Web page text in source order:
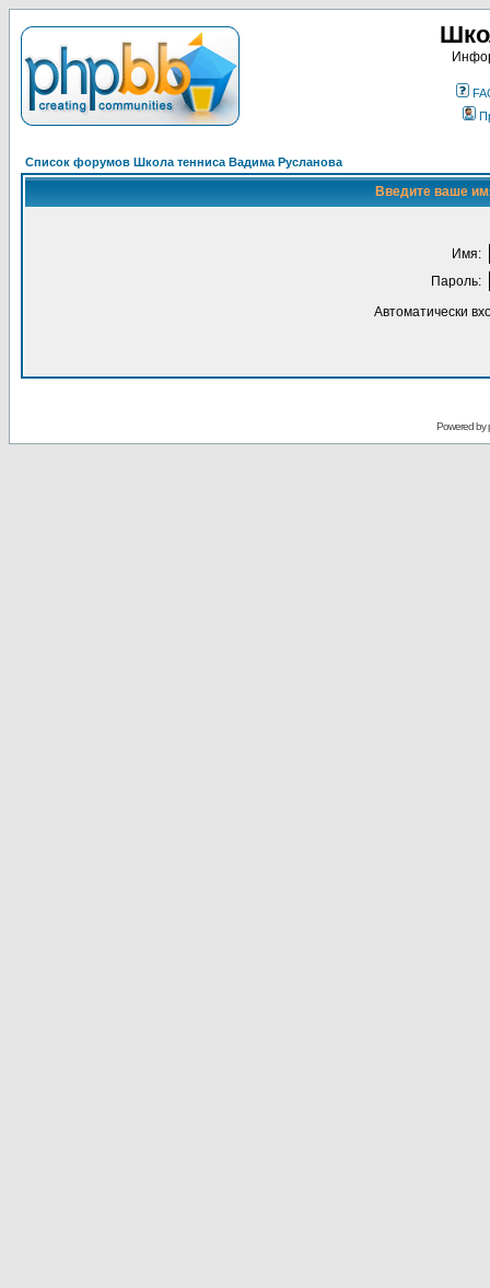
Список форумов Школа тенниса Вадима Русланова
Введите ваше
Имя:
Пароль:
Автоматически
Powered by